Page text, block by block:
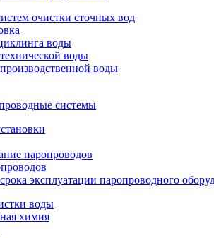
очистки сточных вод
воды
воды
воды
системы
паропроводов
эксплуатации паропроводного
воды
химия